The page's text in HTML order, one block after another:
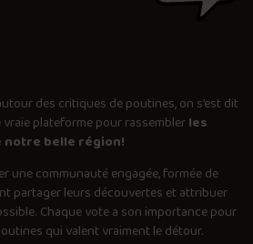
des critiques de poutines, on s’est dit
plateforme pour rassemblerles
belle région!
une communauté engagée, formée de
partager leurs découvertes et attribuer
Chaque vote a son importance pour
qui valent vraiment le détour.